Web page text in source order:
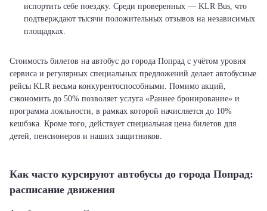
испортить себе поездку. Среди проверенных — KLR Bus, что
подтверждают тысячи положительных отзывов на независимых
площадках.
Стоимость билетов на автобус до города Попрад с учётом уровня
сервиса и регулярных специальных предложений делает автобусные
рейсы KLR весьма конкурентоспособными. Помимо акций,
сэкономить до 50% позволяет услуга «Раннее бронирование» и
программа лояльности, в рамках которой начисляется до 10%
кешбэка. Кроме того, действует специальная цена билетов для
детей, пенсионеров и наших защитников.
Как часто курсируют автобусы до города Попрад:
расписание движения